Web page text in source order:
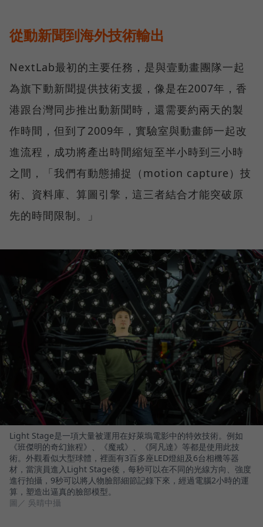
從動新聞到海外技術輸出
NextLab最初的主要任務，是與壹動畫團隊一起
為旗下動新聞提供技術支援，像是在2007年，香
港跟台灣同步推出動新聞時，還需要約兩天的製
作時間，但到了2009年，實驗室與動畫師一起改
進流程，成功將產出時間縮短至半小時到三小時
之間，「我們有動態捕捉（motion capture）技
術、資料庫、算圖引擎，這三者結合才能突破原
先的時間限制。」
Light Stage是一項大量被運用在好萊塢電影中的特效技術。例如
《班傑明的奇幻旅程》、《魔戒》、《阿凡達》等都是使用此技
術。外觀看似大型球體，裡面有3百多座LED燈組及6台相機等器
材，當演員進入Light Stage後，每秒可以在不同的光線方向、強度
進行拍攝，9秒可以將人物臉部細節記錄下來，經過電腦2小時的運
算，塑造出逼真的臉部模型。
圖／ 吳晴中攝